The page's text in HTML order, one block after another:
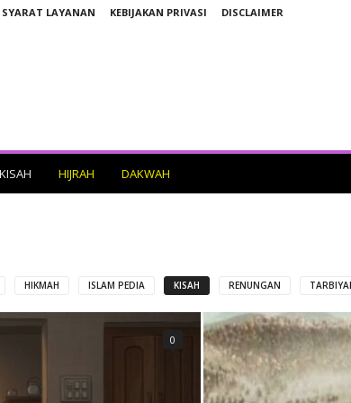
SYARAT LAYANAN KEBIJAKAN PRIVASI DISCLAIMER
KISAH HIJRAH DAKWAH
HIKMAH ISLAM PEDIA KISAH RENUNGAN
0